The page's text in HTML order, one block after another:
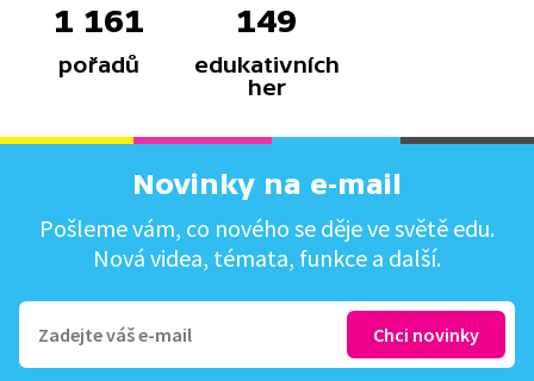
1 161
pořadů
149
edukativních
her
Novinky na e-mail
Pošleme vám, co nového se děje ve světě edu.
Nová videa, témata, funkce a další.